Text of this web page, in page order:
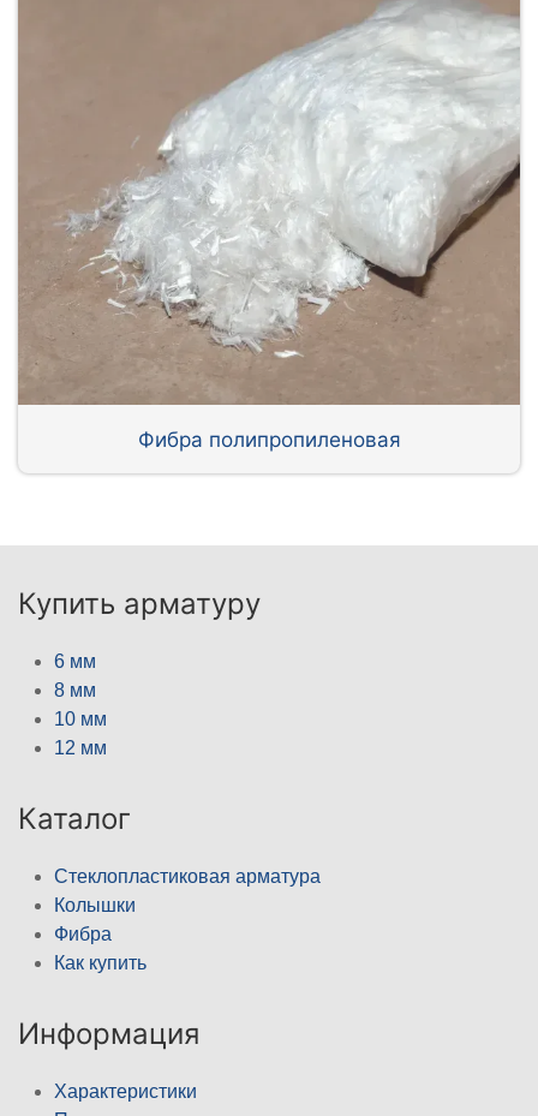
Фибра полипропиленовая
Купить арматуру
6 мм
8 мм
10 мм
12 мм
Каталог
Стеклопластиковая арматура
Колышки
Фибра
Как купить
Информация
Характеристики